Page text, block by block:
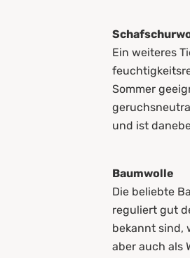
Ein weiteres
Sommer
und ist
Baumwolle
Die beliebte
reguliert gut
bekannt sind,
aber auch als